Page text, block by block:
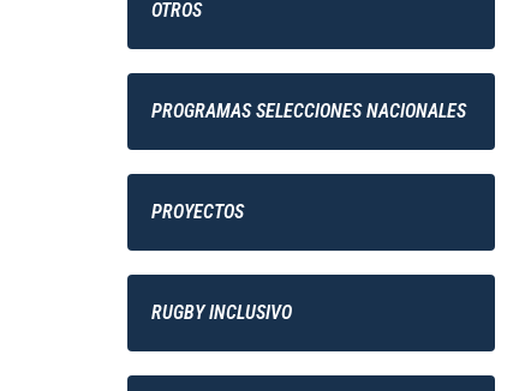
OTROS
PROGRAMAS SELECCIONES NACIONALES
PROYECTOS
RUGBY INCLUSIVO